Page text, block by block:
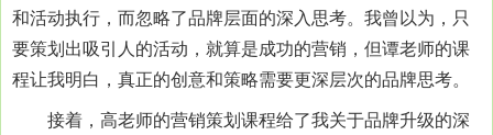
和活动执行，而忽略了品牌层面的深入思考。我曾以为，只
要策划出吸引人的活动，就算是成功的营销，但谭老师的课
程让我明白，真正的创意和策略需要更深层次的品牌思考。
接着，高老师的营销策划课程给了我关于品牌升级的深